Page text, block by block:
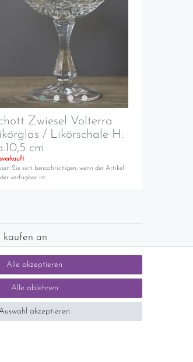
Zwiesel Volterra
/ Likörschale H:
cm
Sie sich benachrichigen, wenn der Artikel
verfügbar ist.
Alle akzeptieren
Alle ablehnen
Auswahl akzeptieren
kaufen an
zuviel Porzellan im Schrank? Gerne
wir dieses an. Einfach unverbindliches
anfordern.
erfolgt nicht.)